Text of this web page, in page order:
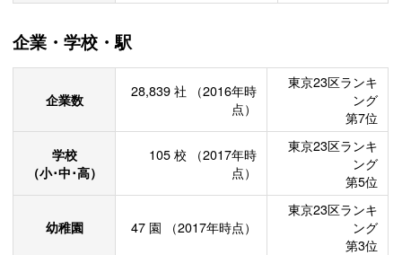
企業・学校・駅
企業数 28,839 社
（2016年時
点）
東京23区ランキ
ング
第7位
学校
（小･中･高）
105 校
（2017年時
点）
東京23区ランキ
ング
第5位
幼稚園 47 園 （2017年時点）
東京23区ランキ
ング
第3位